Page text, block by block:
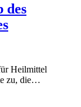
des
Heilmittel
zu, die…